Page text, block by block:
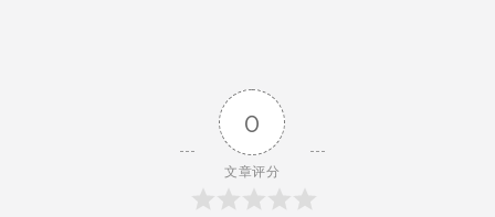
0
文章评分